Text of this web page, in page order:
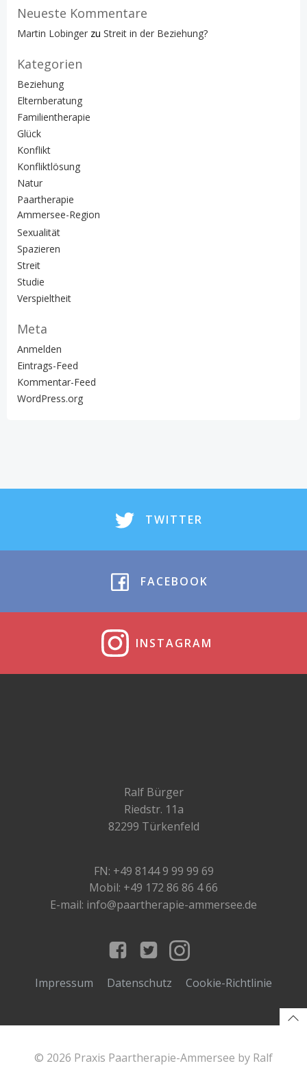
Neueste Kommentare
Martin Lobinger zu Streit in der Beziehung?
Kategorien
Beziehung
Elternberatung
Familientherapie
Glück
Konflikt
Konfliktlösung
Natur
Paartherapie
Ammersee-Region
Sexualität
Spazieren
Streit
Studie
Verspieltheit
Meta
Anmelden
Eintrags-Feed
Kommentar-Feed
WordPress.org
TWITTER
FACEBOOK
INSTAGRAM
Ralf Bürger
Riedstr. 11a
82299 Türkenfeld
FN: +49 8144 9 99 99 69
Mobil: +49 172 86 86 4 66
E-mail: info@paartherapie-ammersee.de
Impressum Datenschutz Cookie-Richtlinie
© 2026 Praxis Paartherapie-Ammersee by Ralf